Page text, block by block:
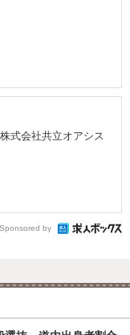
式会社共立オアシス
Sponsored by